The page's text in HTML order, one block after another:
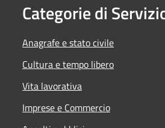
Categorie di
Anagrafe e stato civile
Cultura e tempo libero
Vita lavorativa
Imprese e Commercio